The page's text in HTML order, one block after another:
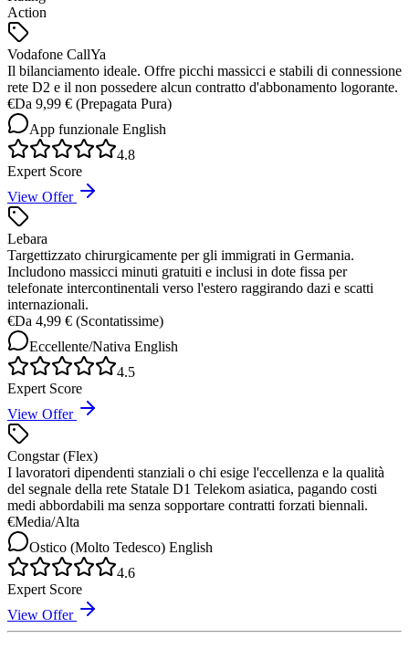
Action
Vodafone CallYa
Il bilanciamento ideale. Offre picchi massicci e stabili di connessione
rete D2 e il non possedere alcun contratto d'abbonamento logorante.
€Da 9,99 € (Prepagata Pura)
App funzionale English
4.8
Expert Score
View Offer
Lebara
Targettizzato chirurgicamente per gli immigrati in Germania.
Includono massicci minuti gratuiti e inclusi in dote fissa per
telefonate intercontinentali verso l'estero raggirando dazi e scatti
internazionali.
€Da 4,99 € (Scontatissime)
Eccellente/Nativa English
4.5
Expert Score
View Offer
Congstar (Flex)
I lavoratori dipendenti stanziali o chi esige l'eccellenza e la qualità
del segnale della rete Statale D1 Telekom asiatica, pagando costi
medi abbordabili ma senza sopportare contratti forzati biennali.
€Media/Alta
Ostico (Molto Tedesco) English
4.6
Expert Score
View Offer